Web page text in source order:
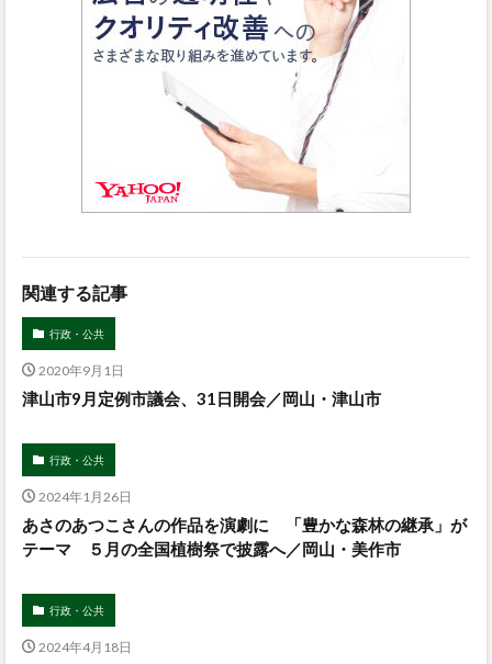
関連する記事
行政・公共
2020年9月1日
津山市9月定例市議会、31日開会／岡山・津山市
行政・公共
2024年1月26日
あさのあつこさんの作品を演劇に 「豊かな森林の継承」が
テーマ ５月の全国植樹祭で披露へ／岡山・美作市
行政・公共
2024年4月18日